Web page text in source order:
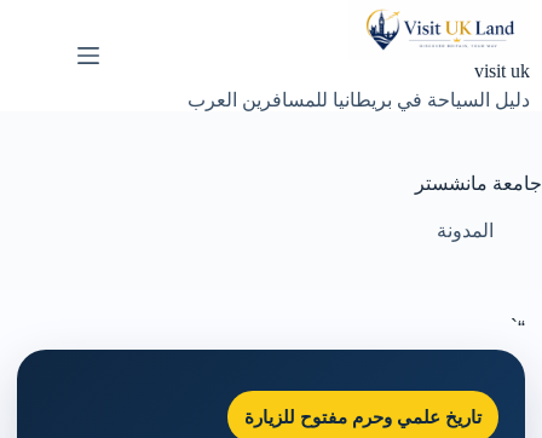
visit uk
دليل السياحة في بريطانيا للمسافرين العرب
جامعة مانشستر
المدونة
“`
تاريخ علمي وحرم مفتوح للزيارة